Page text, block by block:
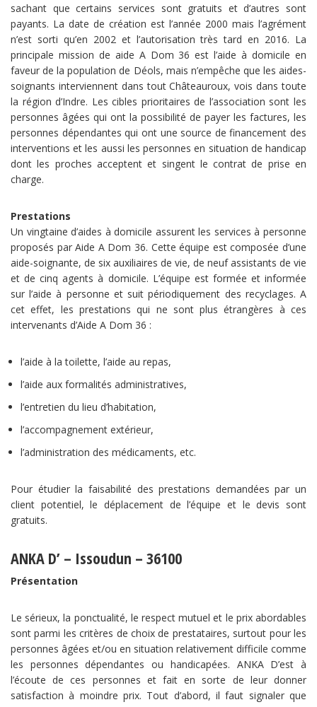
sachant que certains services sont gratuits et d’autres sont
payants. La date de création est l’année 2000 mais l’agrément
n’est sorti qu’en 2002 et l’autorisation très tard en 2016. La
principale mission de aide A Dom 36 est l’aide à domicile en
faveur de la population de Déols, mais n’empêche que les aides-
soignants interviennent dans tout Châteauroux, vois dans toute
la région d’Indre. Les cibles prioritaires de l’association sont les
personnes âgées qui ont la possibilité de payer les factures, les
personnes dépendantes qui ont une source de financement des
interventions et les aussi les personnes en situation de handicap
dont les proches acceptent et singent le contrat de prise en
charge.
Prestations
Un vingtaine d’aides à domicile assurent les services à personne
proposés par Aide A Dom 36. Cette équipe est composée d’une
aide-soignante, de six auxiliaires de vie, de neuf assistants de vie
et de cinq agents à domicile. L’équipe est formée et informée
sur l’aide à personne et suit périodiquement des recyclages. A
cet effet, les prestations qui ne sont plus étrangères à ces
intervenants d’Aide A Dom 36 :
l’aide à la toilette, l’aide au repas,
l’aide aux formalités administratives,
l’entretien du lieu d’habitation,
l’accompagnement extérieur,
l’administration des médicaments, etc.
Pour étudier la faisabilité des prestations demandées par un
client potentiel, le déplacement de l’équipe et le devis sont
gratuits.
ANKA D’ – Issoudun – 36100
Présentation
Le sérieux, la ponctualité, le respect mutuel et le prix abordables
sont parmi les critères de choix de prestataires, surtout pour les
personnes âgées et/ou en situation relativement difficile comme
les personnes dépendantes ou handicapées. ANKA D’est à
l’écoute de ces personnes et fait en sorte de leur donner
satisfaction à moindre prix. Tout d’abord, il faut signaler que